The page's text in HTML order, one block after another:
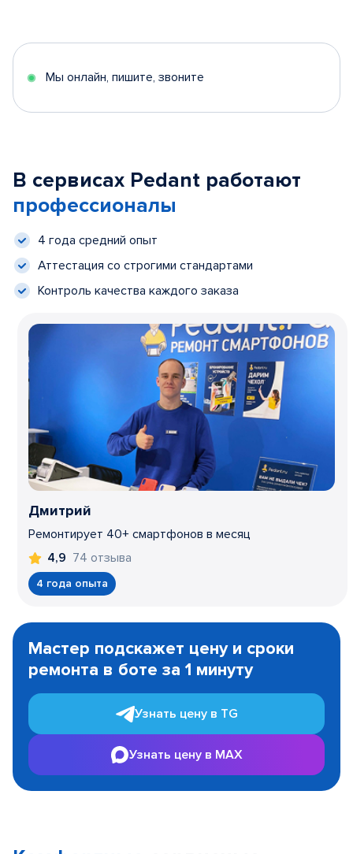
Мы онлайн, пишите, звоните
В сервисах Pedant работают
профессионалы
4 года средний опыт
Аттестация со строгими стандартами
Контроль качества каждого заказа
Дмитрий
Ремонтирует 40+ смартфонов в месяц
4,9 74 отзыва
4 года опыта
1
Мастер подскажет цену и сроки
ремонта в боте за 1 минуту
Узнать цену в TG
Узнать цену в MAX